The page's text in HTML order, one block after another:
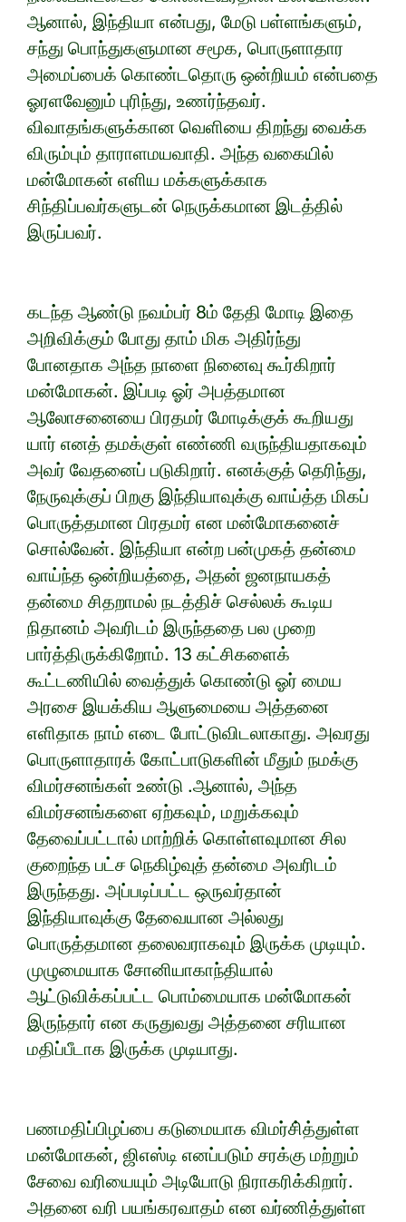
ஆனால், இந்தியா என்பது, மேடு பள்ளங்களும்,
சந்து பொந்துகளுமான சமூக, பொருளாதார
அமைப்பைக் கொண்டதொரு ஒன்றியம் என்பதை
ஓரளவேனும் புரிந்து, உணர்ந்தவர்.
விவாதங்களுக்கான வெளியை திறந்து வைக்க
விரும்பும் தாராளமயவாதி. அந்த வகையில்
மன்மோகன் எளிய மக்களுக்காக
சிந்திப்பவர்களுடன் நெருக்கமான இடத்தில்
இருப்பவர்.
கடந்த ஆண்டு நவம்பர் 8ம் தேதி மோடி இதை
அறிவிக்கும் போது தாம் மிக அதிர்ந்து
போனதாக அந்த நாளை நினைவு கூர்கிறார்
மன்மோகன். இப்படி ஓர் அபத்தமான
ஆலோசனையை பிரதமர் மோடிக்குக் கூறியது
யார் எனத் தமக்குள் எண்ணி வருந்தியதாகவும்
அவர் வேதனைப் படுகிறார். எனக்குத் தெரிந்து,
நேருவுக்குப் பிறகு இந்தியாவுக்கு வாய்த்த மிகப்
பொருத்தமான பிரதமர் என மன்மோகனைச்
சொல்வேன். இந்தியா என்ற பன்முகத் தன்மை
வாய்ந்த ஒன்றியத்தை, அதன் ஜனநாயகத்
தன்மை சிதறாமல் நடத்திச் செல்லக் கூடிய
நிதானம் அவரிடம் இருந்ததை பல முறை
பார்த்திருக்கிறோம். 13 கட்சிகளைக்
கூட்டணியில் வைத்துக் கொண்டு ஓர் மைய
அரசை இயக்கிய ஆளுமையை அத்தனை
எளிதாக நாம் எடை போட்டுவிடலாகாது. அவரது
பொருளாதாரக் கோட்பாடுகளின் மீதும் நமக்கு
விமர்சனங்கள் உண்டு .ஆனால், அந்த
விமர்சனங்களை ஏற்கவும், மறுக்கவும்
தேவைப்பட்டால் மாற்றிக் கொள்ளவுமான சில
குறைந்த பட்ச நெகிழ்வுத் தன்மை அவரிடம்
இருந்தது. அப்படிப்பட்ட ஒருவர்தான்
இந்தியாவுக்கு தேவையான அல்லது
பொருத்தமான தலைவராகவும் இருக்க முடியும்.
முழுமையாக சோனியாகாந்தியால்
ஆட்டுவிக்கப்பட்ட பொம்மையாக மன்மோகன்
இருந்தார் என கருதுவது அத்தனை சரியான
மதிப்பீடாக இருக்க முடியாது.
பணமதிப்பிழப்பை கடுமையாக விமர்சி்த்துள்ள
மன்மோகன், ஜிஎஸ்டி எனப்படும் சரக்கு மற்றும்
சேவை வரியையும் அடியோடு நிராகரிக்கிறார்.
அதனை வரி பயங்கரவாதம் என வர்ணித்துள்ள